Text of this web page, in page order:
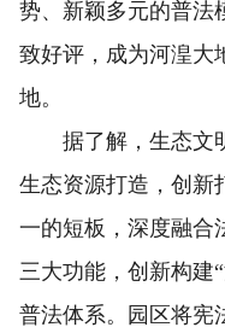
势、新颖多元的普法
致好评，成为河湟大
地。
据了解，生态文明
生态资源打造，创新
一的短板，深度融合
三大功能，创新构建
普法体系。园区将宪